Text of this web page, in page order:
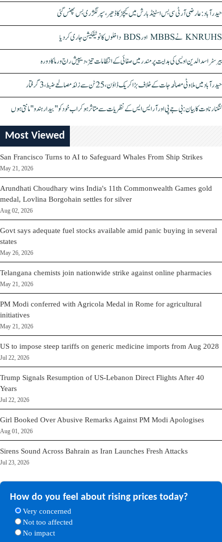
حیدرآباد: عارضی آر ٹی سی بس اسٹینڈ بارش میں کیچڑ کا ڈھیر، سپر لگژری بس پھنس گئی
KNRUHS نے MBBS اور BDS داخلوں کا نوٹیفکیشن جاری کر دیا
بیرسٹر اسدالدین اویسی کی ہدایت پر مندر میں صفائی کے انتظامات تیز، دیپیش راج ورما کا دورہ
حیدرآباد میں ملاوٹی مصالحہ جات کے خلاف بڑا کریک ڈاؤن، 25 ٹن سے زائد مصالحے ضبط، 3 گرفتار
کنگنا رناوت کا بیان: بی جے پی اور آر ایس ایس کے نظریات سے متاثر ہو کر اب خود کو "بیدار ہندو" مانتی ہوں
Most Viewed
San Francisco Turns to AI to Safeguard Whales From Ship Strikes
May 21, 2026
Arundhati Choudhary wins India's 11th Commonwealth Games gold
medal, Lovlina Borgohain settles for silver
Aug 02, 2026
Govt says adequate fuel stocks available amid panic buying in several
states
May 26, 2026
Telangana chemists join nationwide strike against online pharmacies
May 21, 2026
PM Modi conferred with Agricola Medal in Rome for agricultural
initiatives
May 21, 2026
US to impose steep tariffs on generic medicine imports from Aug 2028
Jul 22, 2026
Trump Signals Resumption of US-Lebanon Direct Flights After 40
Years
Jul 22, 2026
Girl Booked Over Abusive Remarks Against PM Modi Apologises
Aug 01, 2026
Sirens Sound Across Bahrain as Iran Launches Fresh Attacks
Jul 23, 2026
How do you feel about rising prices today?
Very concerned
Not too affected
No impact